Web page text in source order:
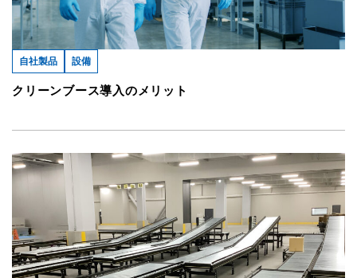
自社製品 設備
クリーンブース導入のメリット